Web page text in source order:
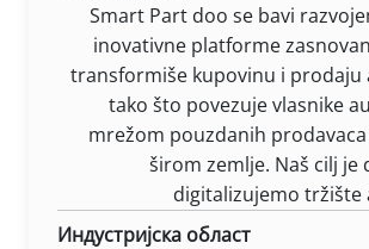
Smart Part doo se bavi
inovativne platforme
transformiše kupovinu i prodaju
tako što povezuje vlasnike
mrežom pouzdanih
širom zemlje. Naš cilj je
digitalizujemo tržište
Индустријска област